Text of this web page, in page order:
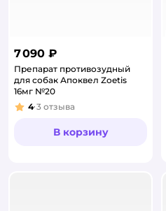
7 090 ₽
Препарат противозудный
для собак Апоквел Zoetis
16мг №20
Рейтинг:
4 3 отзыва
В корзину